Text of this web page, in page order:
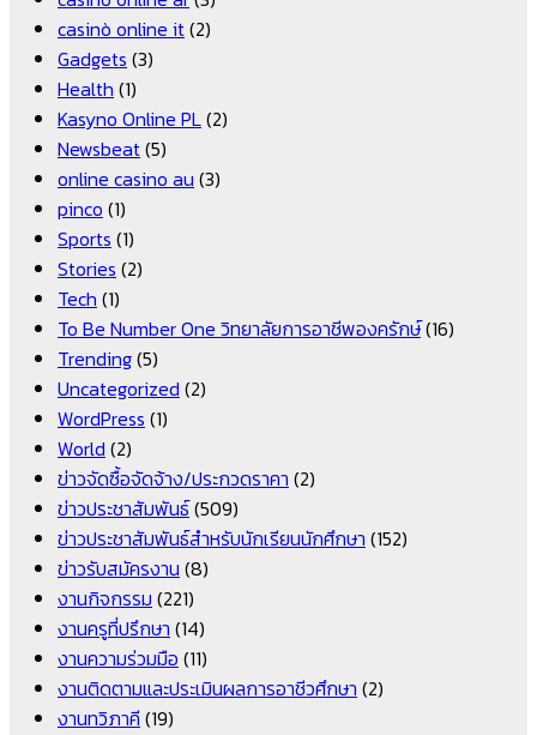
casinò online it(2)
Gadgets (3)
Health (1)
Kasyno Online PL(2)
Newsbeat(5)
online casino au (3)
pinco (1)
Sports (1)
Stories (2)
Tech (1)
To Be Number One วิทยาลัยการอาชีพองครักษ์(16)
Trending(5)
Uncategorized (2)
WordPress (1)
World (2)
ข่าวจัดซื้อจัดจ้าง/ประกวดราคา (2)
ข่าวประชาสัมพันธ์(509)
ข่าวประชาสัมพันธ์สำหรับนักเรียนนักศึกษา (152)
ข่าวรับสมัครงาน (8)
งานกิจกรรม (221)
งานครูที่ปรึกษา (14)
งานความร่วมมือ (11)
งานติดตามและประเมินผลการอาชีวศึกษา (2)
งานทวิภาคี (19)